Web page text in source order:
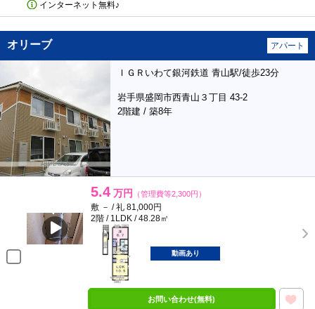
インターネット無料♪
オリーブ アパート
ＩＧＲいわて銀河鉄道 青山駅/徒歩23分
岩手県盛岡市西青山３丁目 43-2
2階建 / 築8年
5.4 万円 （管理費等2,300円）
敷 － / 礼 81,000円
2階 / 1LDK / 48.28㎡
動画あり
お問い合わせ(無料)